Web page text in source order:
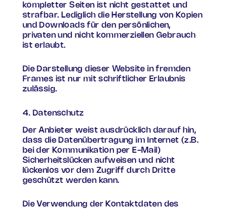
kompletter Seiten ist nicht gestattet und
strafbar. Lediglich die Herstellung von Kopien
und Downloads für den persönlichen,
privaten und nicht kommerziellen Gebrauch
ist erlaubt.
Die Darstellung dieser Website in fremden
Frames ist nur mit schriftlicher Erlaubnis
zulässig.
4. Datenschutz
Der Anbieter weist ausdrücklich darauf hin,
dass die Datenübertragung im Internet (z.B.
bei der Kommunikation per E-Mail)
Sicherheitslücken aufweisen und nicht
lückenlos vor dem Zugriff durch Dritte
geschützt werden kann.
Die Verwendung der Kontaktdaten des